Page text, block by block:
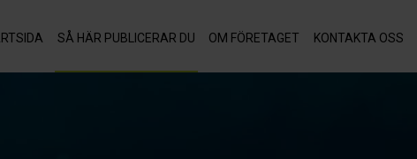
SÅ HÄR PUBLICERAR DU OM FÖRETAGET KONTAKTA OSS